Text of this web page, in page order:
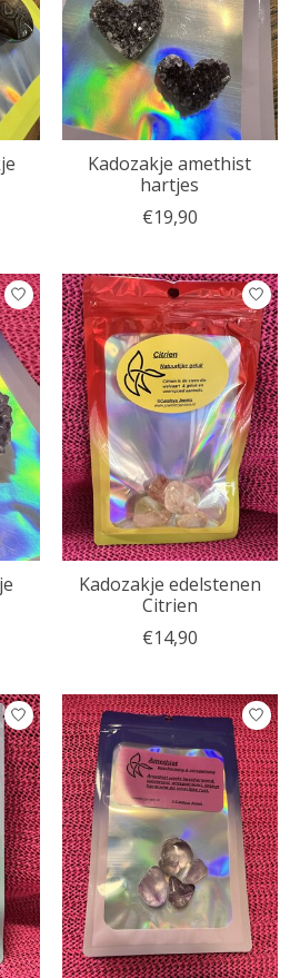
Kadozakje amethist
hartjes
€19,90
Kadozakje edelstenen
Citrien
€14,90